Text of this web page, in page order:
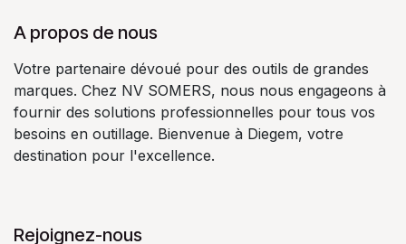
A propos de nous
Votre partenaire dévoué pour des outils de grandes
marques. Chez NV SOMERS, nous nous engageons à
fournir des solutions professionnelles pour tous vos
besoins en outillage. Bienvenue à Diegem, votre
destination pour l'excellence.
Rejoignez-nous